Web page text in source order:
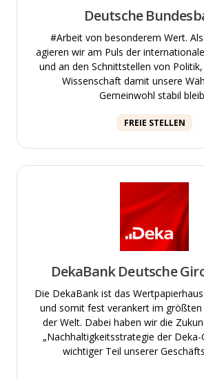
Deutsche
#Arbeit von besonderem Wert.
agieren wir am Puls der
und an den Schnittstellen von
Wissenschaft damit unsere
Gemeinwohl stabil
FREIE STELLEN
DekaBank Deutsche
Die DekaBank ist das
und somit fest verankert im größten
der Welt. Dabei haben wir die
„Nachhaltigkeitsstrategie der Deka-
wichtiger Teil unserer